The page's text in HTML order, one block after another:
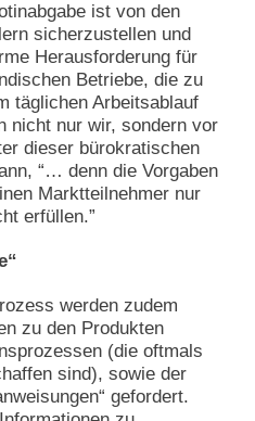
ist von den
sicherzustellen und
Herausforderung für
Betriebe, die zu
täglichen Arbeitsablauf
nicht nur wir, sondern vor
dieser bürokratischen
“… denn die Vorgaben
Marktteilnehmer nur
erfüllen.”
werden zudem
zu den Produkten
(die oftmals
sind), sowie der
gefordert.